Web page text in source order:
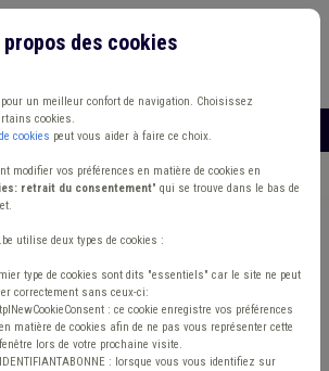
ukrainiens: communication du
des cookies
un meilleur confort de navigation. Choisissez
cookies.
cookies peut vous aider à faire ce choix.
modifier vos préférences en matière de cookies en
retrait du consentement" qui se trouve dans le bas de
utilise deux types de cookies :
type de cookies sont dits "essentiels" car le site ne peut
correctement sans ceux-ci:
tplNewCookieConsent : ce cookie enregistre vos préférences
en matière de cookies afin de ne pas vous représenter cette
fenêtre lors de votre prochaine visite.
IDENTIFIANTABONNE : lorsque vous vous identifiez sur